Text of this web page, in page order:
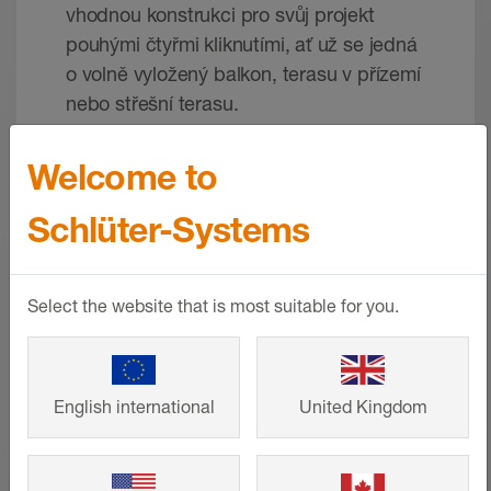
vhodnou konstrukci pro svůj projekt
pouhými čtyřmi kliknutími, ať už se jedná
o volně vyložený balkon, terasu v přízemí
nebo střešní terasu.
VÍCE INFORMACÍ
Welcome to
Schlüter-Systems
Select the website that is most suitable for you.
English international United Kingdom